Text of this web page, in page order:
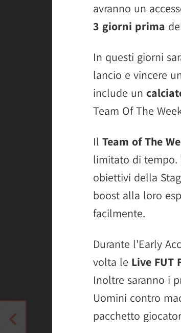
avranno un
3 giorni prima
In questi giorni
lancio e vincere
include un
Team Of The
Il Team of The
limitato di tempo.
obiettivi della
boost alla loro
facilmente.
Durante l'Early
volta le Live FUT
Inoltre saranno i
Uomini contro
pacchetto